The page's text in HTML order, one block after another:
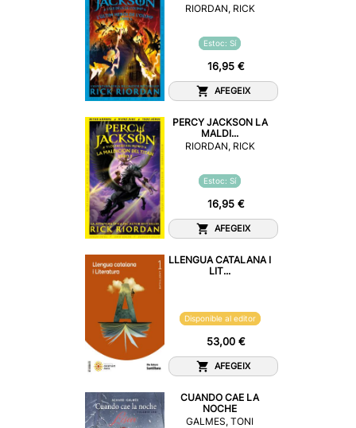
RIORDAN, RICK
Estoc: Sí
16,95 €
AFEGEIX
PERCY JACKSON LA
MALDI...
RIORDAN, RICK
Estoc: Sí
16,95 €
AFEGEIX
LLENGUA CATALANA I
LIT...
Disponible al editor
53,00 €
AFEGEIX
CUANDO CAE LA
NOCHE
GALMES, TONI